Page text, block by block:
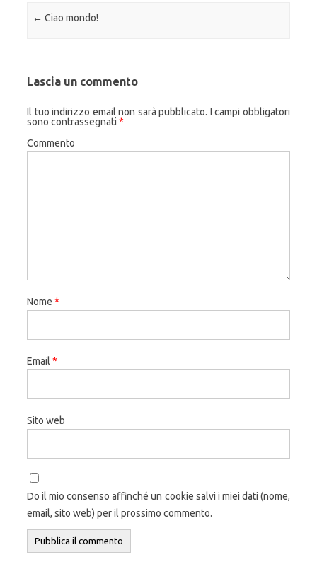
Navigazione articolo
← Ciao mondo!
Lascia un commento
Il tuo indirizzo email non sarà pubblicato. I campi obbligatori
sono contrassegnati *
Commento
Nome *
Email *
Sito web
Do il mio consenso affinché un cookie salvi i miei dati (nome,
email, sito web) per il prossimo commento.